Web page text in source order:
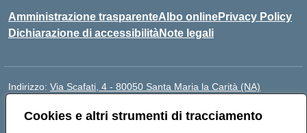
Cookies e altri strumenti di tracciamento
Amministrazione trasparenteAlbo onlinePrivacy Policy
Dichiarazione di accessibilitàNote legali
Indirizzo: Via Scafati, 4 - 80050 Santa Maria la Carità (NA)
Posta elettronica certificata (PEC):NAEE21900T@pec.istruzione.it